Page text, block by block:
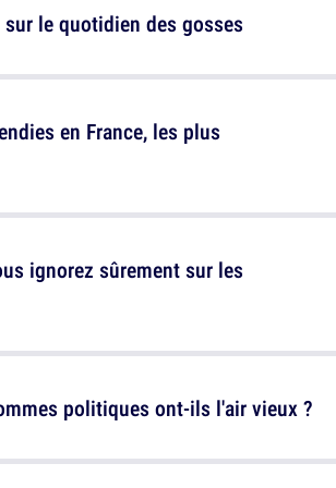
en France, les plus
politiques ont-ils l'air vieux ?
le quotidien des gosses
ignorez sûrement sur les